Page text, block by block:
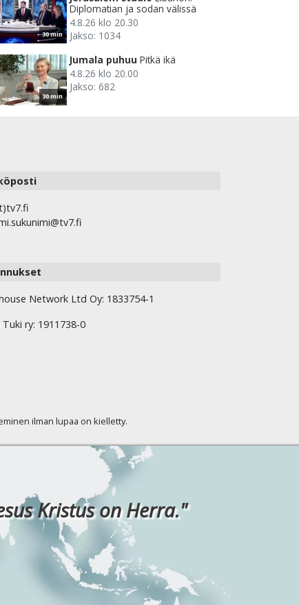
30 min
Diplomatian ja sodan välissä
4.8.26 klo 20.30
Jakso: 1034
30 min
Jumala puhuu Pitkä ikä
4.8.26 klo 20.00
Jakso: 682
Network Ltd Oy: 1833754-1
Tuki ry: 1911738-0
ilman lupaa on kielletty.
Kristus on Herra."